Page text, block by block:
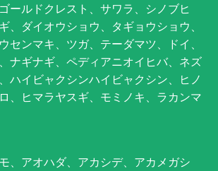
ールドクレスト、サワラ、シノブヒ
、ダイオウショウ、タギョウショウ、
センマキ、ツガ、テーダマツ、ドイ、
ナギナギ、ペディアニオイヒバ、ネズ
ハイビャクシンハイビャクシン、ヒノ
、ヒマラヤスギ、モミノキ、ラカンマ
、アオハダ、アカシデ、アカメガシ